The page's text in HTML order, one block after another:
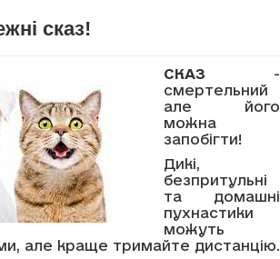
сказ!
СКАЗ -
смертельний
але його
можна
запобігти!
Дикі,
безпритульні
та домашні
пухнастики
можуть
але краще тримайте дистанцію.